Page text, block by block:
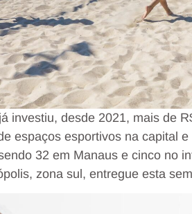
investiu, desde 2021, mais de
espaços esportivos na capital
32 em Manaus e cinco no
zona sul, entregue esta